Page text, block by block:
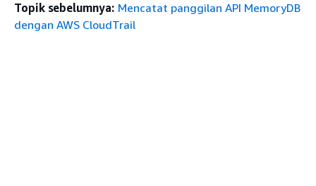
Topik sebelumnya: Mencatat panggilan API MemoryDB
dengan AWS CloudTrail